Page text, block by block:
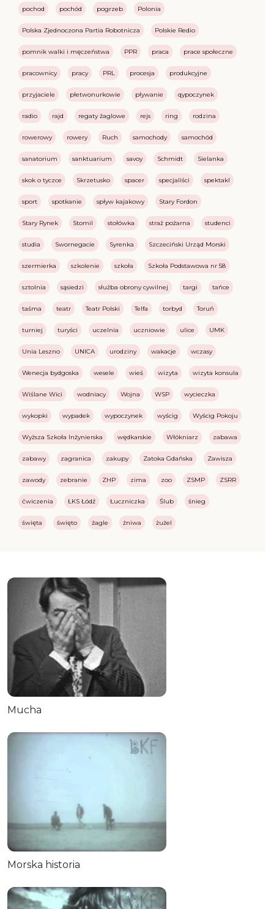
pochod pochód pogrzeb Polonia
Polska Zjednoczona Partia Robotnicza Polskie Redio
pomnik walki i męczeństwa PPR praca prace społeczne
pracownicy pracy PRL procesja produkcyjne
przyjaciele płetwonurkowie pływanie qypoczynek
radio rajd regaty żaglowe rejs ring rodzina
rowerowy rowery Ruch samochody samochód
sanatorium sanktuarium savoy Schmidt Sielanka
skok o tyczce Skrzetusko spacer specjaliści spektakl
sport spotkanie spływ kajakowy Stary Fordon
Stary Rynek Stomil stołówka straż pożarna studenci
studia Swornegacie Syrenka Szczeciński Urząd Morski
szermierka szkolenie szkoła Szkoła Podstawowa nr 58
sztolnia sąsiedzi służba obrony cywilnej targi tańce
taśma teatr Teatr Polski Telfa torbyd Toruń
turniej turyści uczelnia uczniowie ulice UMK
Unia Leszno UNICA urodziny wakacje wczasy
Wenecja bydgoska wesele wieś wizyta wizyta konsula
Wiślane Wici wodniacy Wojna WSP wycieczka
wykopki wypadek wypoczynek wyścig Wyścig Pokoju
Wyższa Szkoła Inżynierska wędkarskie Włókniarz zabawa
zabawy zagranica zakupy Zatoka Gdańska Zawisza
zawody zebranie ZHP zima zoo ZSMP ZSRR
ćwiczenia ŁKS Łódź Łuczniczka Ślub śnieg
święta święto żagle żniwa żużel
Mucha
Morska historia